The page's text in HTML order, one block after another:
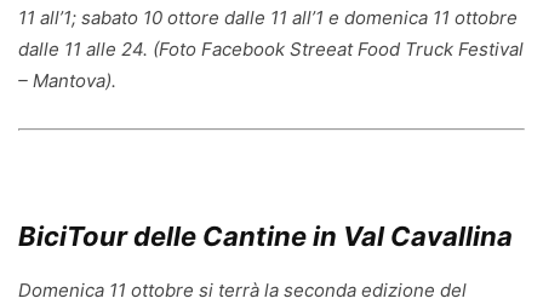
11 all’1; sabato 10 ottore dalle 11 all’1 e domenica 11 ottobre
dalle 11 alle 24. (Foto Facebook Streeat Food Truck Festival
– Mantova).
BiciTour delle Cantine in Val Cavallina
Domenica 11 ottobre si terrà la seconda edizione del